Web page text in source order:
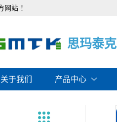
网站 ！
思玛泰克
思玛泰克
思玛泰克
关于我们 产品中心